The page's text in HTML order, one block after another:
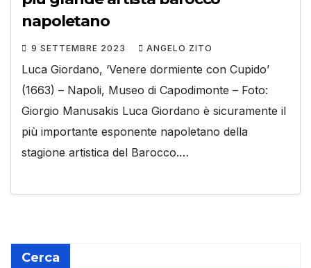
napoletano
9 SETTEMBRE 2023 ANGELO ZITO
Luca Giordano, ‘Venere dormiente con Cupido’
(1663) – Napoli, Museo di Capodimonte – Foto:
Giorgio Manusakis Luca Giordano è sicuramente il
più importante esponente napoletano della
stagione artistica del Barocco.…
Cerca